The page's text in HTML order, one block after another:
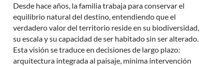
Desde hace años, la familia trabaja para conservar el
equilibrio natural del destino, entendiendo que el
verdadero valor del territorio reside en su biodiversidad,
su escala y su capacidad de ser habitado sin ser alterado.
Esta visión se traduce en decisiones de largo plazo:
arquitectura integrada al paisaje, mínima intervención